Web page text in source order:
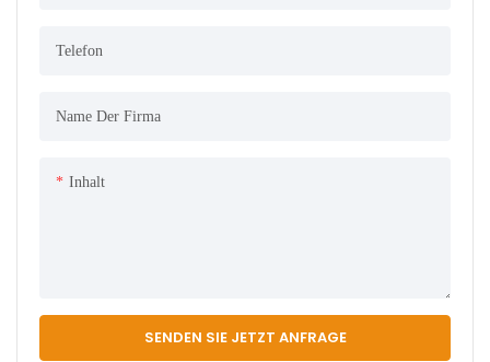
Telefon
Name Der Firma
Inhalt
SENDEN SIE JETZT ANFRAGE